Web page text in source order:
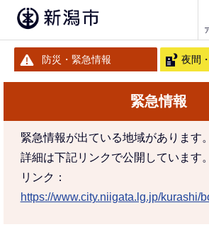
防災・緊急情報 夜間
緊急情報
緊急情報が出ている地域があります。
詳細は下記リンクで公開しています。
リンク：
https://www.city.niigata.lg.jp/kurashi/